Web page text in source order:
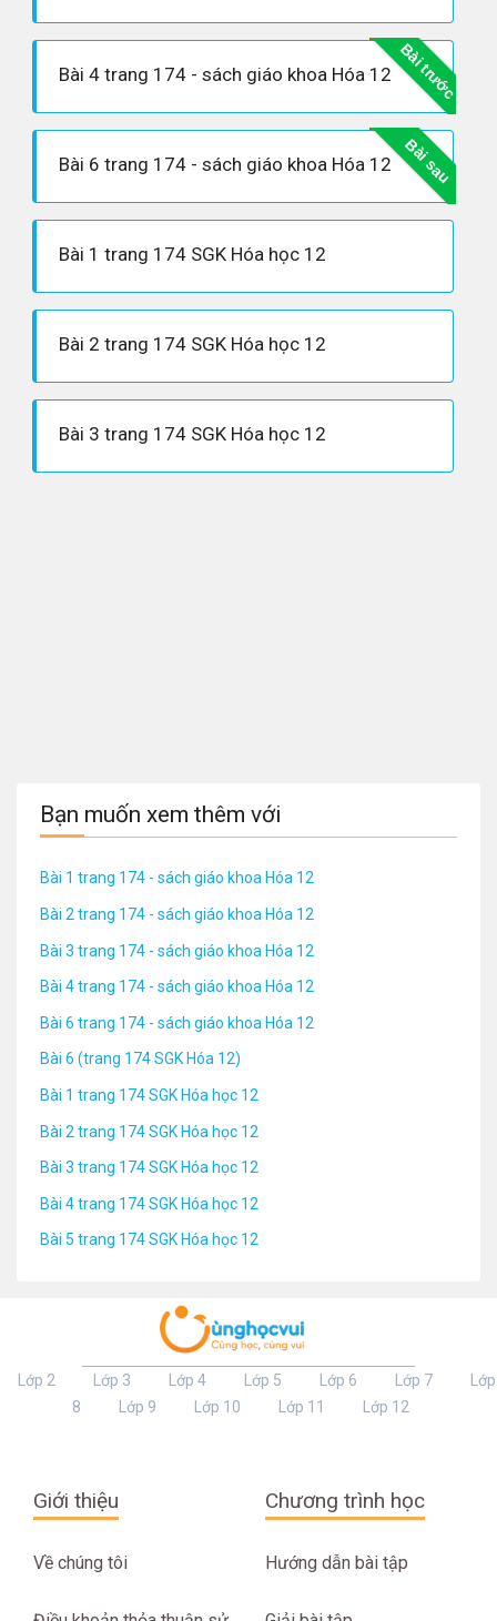
Bài trước
Bài 4 trang 174 - sách giáo khoa Hóa 12
Bài sau
Bài 6 trang 174 - sách giáo khoa Hóa 12
Bài 1 trang 174 SGK Hóa học 12
Bài 2 trang 174 SGK Hóa học 12
Bài 3 trang 174 SGK Hóa học 12
Bạn muốn xem thêm với
Bài 1 trang 174 - sách giáo khoa Hóa 12
Bài 2 trang 174 - sách giáo khoa Hóa 12
Bài 3 trang 174 - sách giáo khoa Hóa 12
Bài 4 trang 174 - sách giáo khoa Hóa 12
Bài 6 trang 174 - sách giáo khoa Hóa 12
Bài 6 (trang 174 SGK Hóa 12)
Bài 1 trang 174 SGK Hóa học 12
Bài 2 trang 174 SGK Hóa học 12
Bài 3 trang 174 SGK Hóa học 12
Bài 4 trang 174 SGK Hóa học 12
Bài 5 trang 174 SGK Hóa học 12
Lớp 2 Lớp 3 Lớp 4 Lớp 5 Lớp 6 Lớp 7
Lớp
8
Lớp 9 Lớp 10 Lớp 11 Lớp 12
Giới thiệu
Về chúng tôi
Chương trình học
Hướng dẫn bài tập